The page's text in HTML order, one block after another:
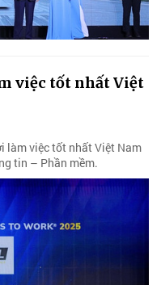
việc tốt nhất Việt
làm việc tốt nhất Việt Nam
tin – Phần mềm.